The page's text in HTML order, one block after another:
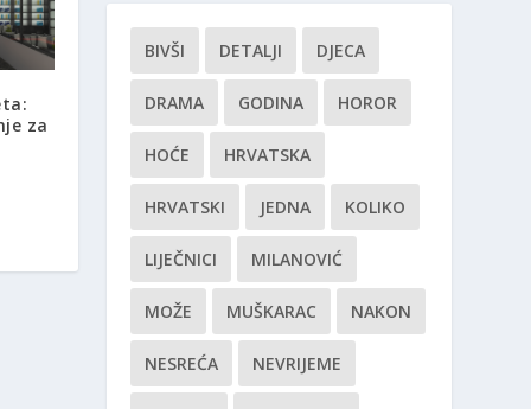
za
BIVŠI DETALJI DJECA
DRAMA GODINA HOROR
HOĆE HRVATSKA
HRVATSKI JEDNA KOLIKO
LIJEČNICI MILANOVIĆ
MOŽE MUŠKARAC NAKON
NESREĆA NEVRIJEME